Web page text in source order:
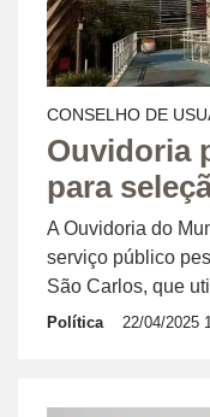
CONSELHO DE
Ouvidoria
para
A Ouvidoria do
serviço público
São Carlos, que
Política 22/04/2025